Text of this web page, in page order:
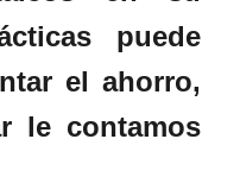
puede
el ahorro,
le contamos